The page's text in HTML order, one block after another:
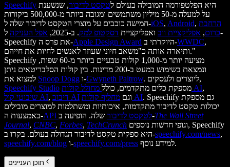
Speechify
היא הפלטפורמה המובילה בעולם לטקסט לדיבור, שנשענת
על למעלה מ-50 מיליון משתמשים ומגובה ביותר מ-500,000 ביקורות
חמישה כוכבים על מוצרי הטקסט לדיבור שלה ל-iOS, Android, הרחבת
כרום, אפליקציית ווב ואפליקציית דסקטופ למק. ב-2025, אפל העניקה ל-
Speechify את פרס ה-Apple Design Award היוקרתי ב-WWDC,
ותיארה אותה כ"משאב חיוני שעוזר לאנשים לחיות את חייהם."
Speechify מציעה יותר מ-1,000 קולות טבעיים ביותר מ-60 שפות,
ונמצאת בשימוש כמעט ב-200 מדינות. בין קולות הסלבריטאים ניתן
Snoop Dogg ו-Gwyneth Paltrow
. ליוצרים ולעסקים,
Speechify Studio
מספקת כלים מתקדמים, כולל מחולל קולות AI,
שיבוטי קול AI, דיבוב AI וגם מחליף קולות AI. Speechify גם מספקת
יכולות טקסט לדיבור מתקדמות, איכותיות ומשתלמות למוצרים מובילים
באמצעות ה-
API לטקסט לדיבורשלה. הופיעה ב-The Wall Street
Journal, CNBC, Forbes, TechCrunch
היא ספקית טקסט לדיבור הגדולה בעולם. בקרו ב-speechify.com/news,
speechify.com/blog ו-speechify.com/press למידע נוסף.
תוכן העניינים